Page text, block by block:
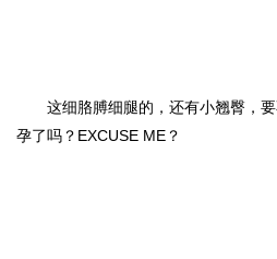
这细胳膊细腿的，还有小翘臀，
孕了吗？EXCUSE ME？